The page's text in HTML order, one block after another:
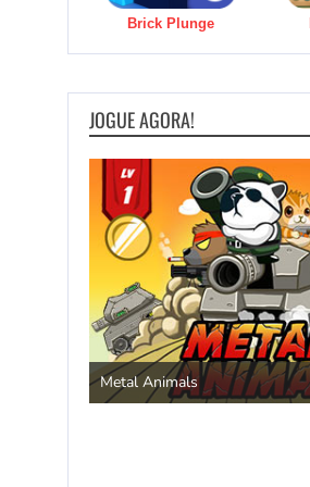
Brick Plunge
JOGUE AGORA!
Metal Animals